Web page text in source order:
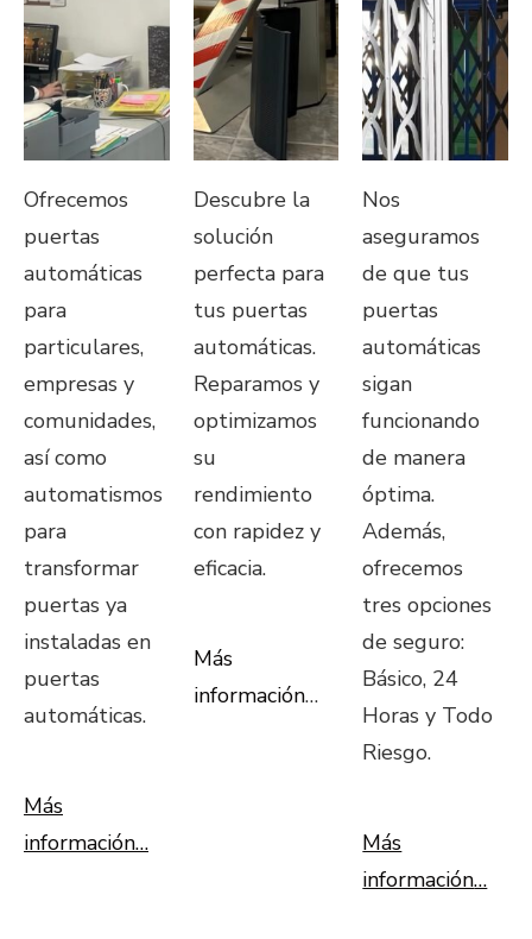
Ofrecemos
puertas
automáticas
para
particulares,
empresas y
comunidades,
así como
automatismos
para
transformar
puertas ya
instaladas en
puertas
automáticas.
Más
información…
Descubre la
solución
perfecta para
tus puertas
automáticas.
Reparamos y
optimizamos
su
rendimiento
con rapidez y
eficacia.
Más
información…
Nos
aseguramos
de que tus
puertas
automáticas
sigan
funcionando
de manera
óptima.
Además,
ofrecemos
tres opciones
de seguro:
Básico, 24
Horas y Todo
Riesgo.
Más
información…